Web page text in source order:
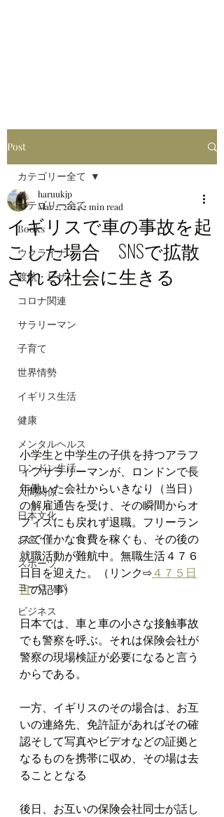
Post
カテゴリー全て
Books
ウクライナ
渡航・ビザ
コロナ関連
サラリーマン
子育て
世界情勢
イギリス生活
健康
メンタルヘルス
ロンドン生活
人間関係
日本文化
お金
スポーツ
ヨーロッパ
ビジネス
カテゴリー全て
イギリスで車の事故を起
こした場合 SNSで拡散
される社会に生きる
haruukjp
Mar 2, 20242 min read
小学生と中学生の子供を持つアラフ
ィフサラリーマンが、ロンドンで長
年働いた会社からいきなり（当日）
の解雇通告を受け、その瞬間からオ
フィスにも戻れず退職。フリーラン
スで僅かな食費を稼ぐも、その後の
就職活動が難航中。無職生活４７６
日目を迎えた。（リンク⇨４７５日
目の記事)
日本では、車と車の小さな接触事故
でも警察を呼ぶ。それは保険会社が
警察の現場検証が必要になると言う
からである。
一方、イギリスのその場合は、お互
いの連絡先、免許証があればその確
認そして写真やビデオなどの証拠と
なるものを携帯に収め、その場は去
ることとなる
後日、お互いの保険会社同士が話し